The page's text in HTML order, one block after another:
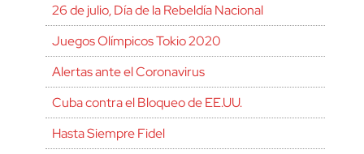
26 de julio, Día de la Rebeldía Nacional
Juegos Olímpicos Tokio 2020
Alertas ante el Coronavirus
Cuba contra el Bloqueo de EE.UU.
Hasta Siempre Fidel